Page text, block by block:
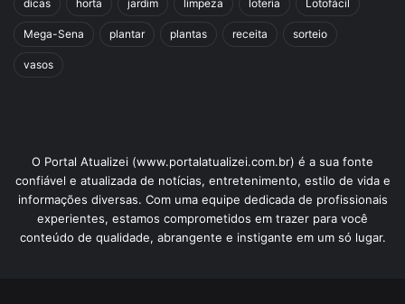
dicas horta jardim limpeza loteria Lotofácil
Mega-Sena plantar plantas receita sorteio
vasos
O Portal Atualizei (www.portalatualizei.com.br) é a sua fonte
confiável e atualizada de notícias, entretenimento, estilo de vida e
informações diversas. Com uma equipe dedicada de profissionais
experientes, estamos comprometidos em trazer para você
conteúdo de qualidade, abrangente e instigante em um só lugar.